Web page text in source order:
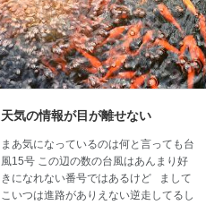
天気の情報が目が離せない
まあ気になっているのは何と言っても台
風15号 この辺の数の台風はあんまり好
きになれない番号ではあるけど まして
こいつは進路がありえない逆走してるし